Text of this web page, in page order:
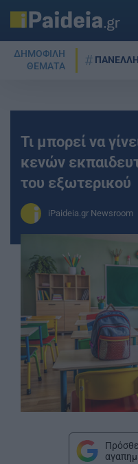
ΔΗΜΟΦΙΛΗ
ΘΕΜΑΤΑ
Τι μπορεί να
κενών
του εξωτερικού
iPaideia.gr Newsroom